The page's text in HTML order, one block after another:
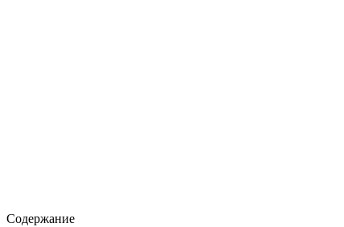
Содержание